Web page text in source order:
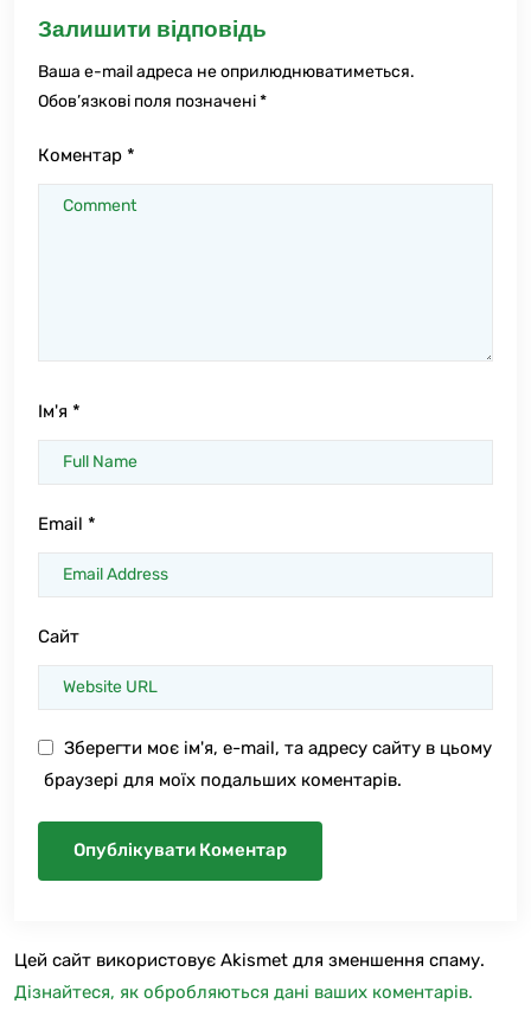
Залишити відповідь
Ваша e-mail адреса не оприлюднюватиметься.
Обов’язкові поля позначені*
Коментар *
Ім'я *
Email *
Сайт
Зберегти моє ім'я, e-mail, та адресу сайту в цьому
браузері для моїх подальших коментарів.
Цей сайт використовує Akismet для зменшення спаму.
Дізнайтеся, як обробляються дані ваших коментарів.